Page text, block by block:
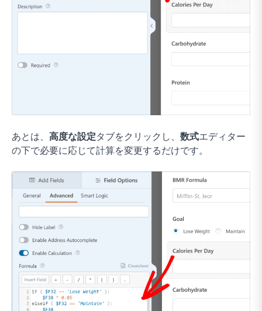
あとは、 高度な設定タブをクリックし、 数式エディター
の下で必要に応じて計算を変更するだけです。